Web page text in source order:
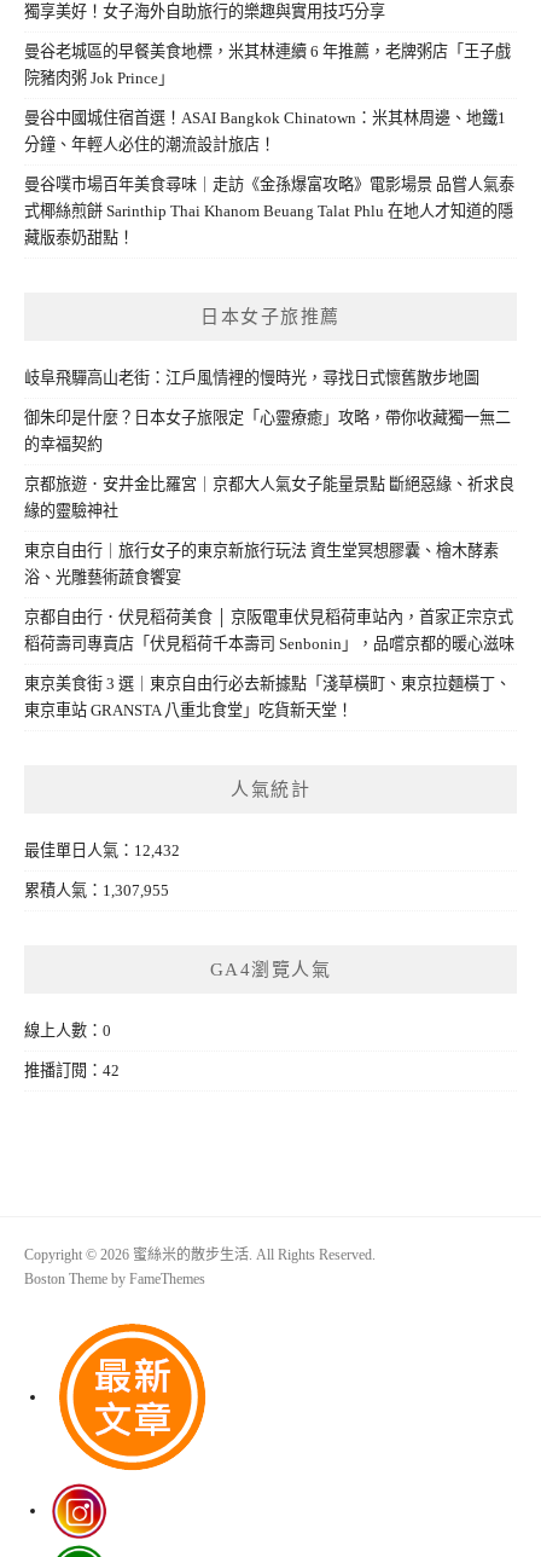
獨享美好！女子海外自助旅行的樂趣與實用技巧分享
曼谷老城區的早餐美食地標，米其林連續 6 年推薦，老牌粥店「王子戲
院豬肉粥 Jok Prince」
曼谷中國城住宿首選！ASAI Bangkok Chinatown：米其林周邊、地鐵1
分鐘、年輕人必住的潮流設計旅店！
曼谷噗市場百年美食尋味｜走訪《金孫爆富攻略》電影場景 品嘗人氣泰
式椰絲煎餅 Sarinthip Thai Khanom Beuang Talat Phlu 在地人才知道的隱
藏版泰奶甜點！
日本女子旅推薦
岐阜飛驒高山老街：江戶風情裡的慢時光，尋找日式懷舊散步地圖
御朱印是什麼？日本女子旅限定「心靈療癒」攻略，帶你收藏獨一無二
的幸福契約
京都旅遊．安井金比羅宮｜京都大人氣女子能量景點 斷絕惡緣、祈求良
緣的靈驗神社
東京自由行｜旅行女子的東京新旅行玩法 資生堂冥想膠囊、檜木酵素
浴、光雕藝術蔬食饗宴
京都自由行．伏見稻荷美食 │ 京阪電車伏見稻荷車站內，首家正宗京式
稻荷壽司專賣店「伏見稻荷千本壽司 Senbonin」，品嚐京都的暖心滋味
東京美食街 3 選｜東京自由行必去新據點「淺草橫町、東京拉麵橫丁、
東京車站 GRANSTA 八重北食堂」吃貨新天堂！
人氣統計
最佳單日人氣：12,432
累積人氣：1,307,955
GA4瀏覽人氣
線上人數：0
推播訂閱：42
Copyright © 2026 蜜絲米的散步生活. All Rights Reserved.
Boston Theme by FameThemes